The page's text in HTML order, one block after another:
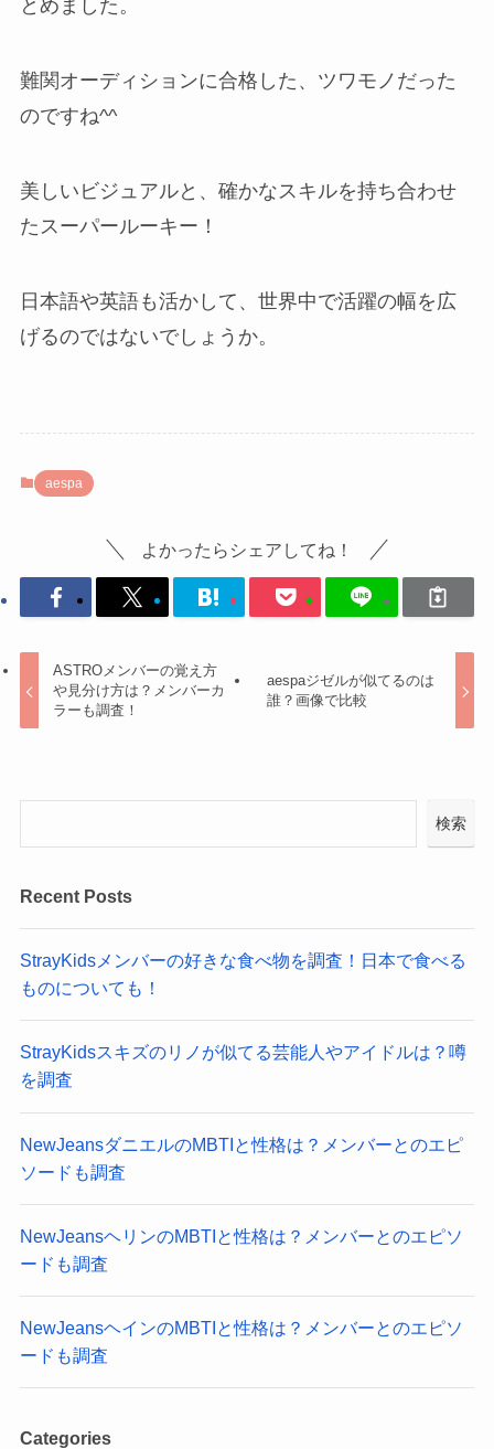
とめました。
難関オーディションに合格した、ツワモノだった
のですね^^
美しいビジュアルと、確かなスキルを持ち合わせ
たスーパールーキー！
日本語や英語も活かして、世界中で活躍の幅を広
げるのではないでしょうか。
aespa
よかったらシェアしてね！
ASTROメンバーの覚え方
や見分け方は？メンバーカ
ラーも調査！
aespaジゼルが似てるのは
誰？画像で比較
検索
Recent Posts
StrayKidsメンバーの好きな食べ物を調査！日本で食べる
ものについても！
StrayKidsスキズのリノが似てる芸能人やアイドルは？噂
を調査
NewJeansダニエルのMBTIと性格は？メンバーとのエピ
ソードも調査
NewJeansヘリンのMBTIと性格は？メンバーとのエピソ
ードも調査
NewJeansヘインのMBTIと性格は？メンバーとのエピソ
ードも調査
Categories